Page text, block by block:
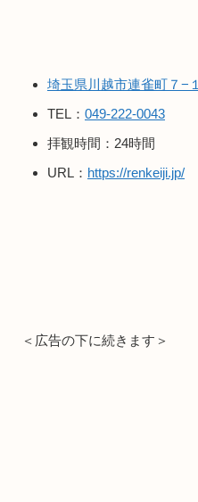
埼玉県川越市連雀町７−１
TEL： 049-222-0043
拝観時間：24時間
URL： https://renkeiji.jp/
＜広告の下に続きます＞